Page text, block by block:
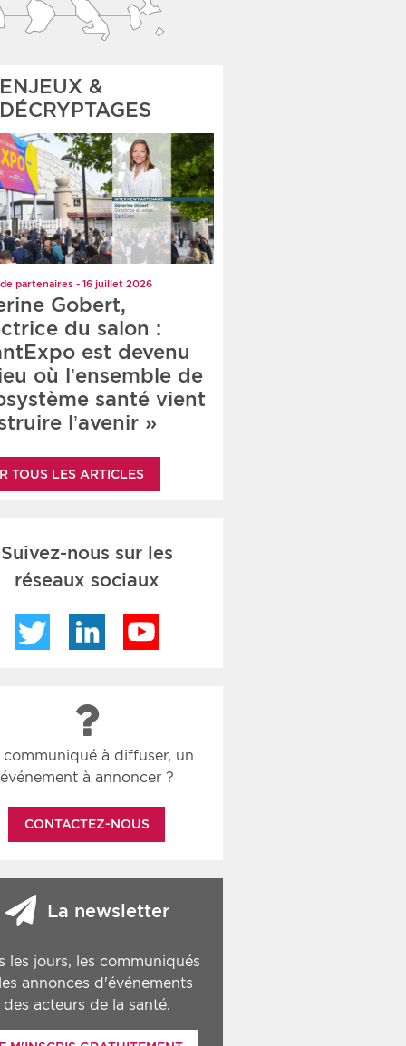
ENJEUX &
DÉCRYPTAGES
partenaires - 16 juillet 2026
Gobert,
du salon :
est devenu
où l’ensemble de
santé vient
l’avenir »
TOUS LES ARTICLES
Suivez-nous sur les
réseaux sociaux
Twitter LinkedIn
communiqué à diffuser, un
événement à annoncer ?
CONTACTEZ-NOUS
La newsletter
les jours, les communiqués
annonces d'événements
des acteurs de la santé.